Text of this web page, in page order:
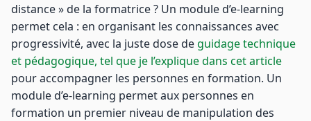
distance » de la formatrice ? Un module d’e-learning
permet cela : en organisant les connaissances avec
progressivité, avec la juste dose deguidage technique
et pédagogique, tel que je l’explique dans cet article
pour accompagner les personnes en formation. Un
module d’e-learning permet aux personnes en
formation un premier niveau de manipulation des